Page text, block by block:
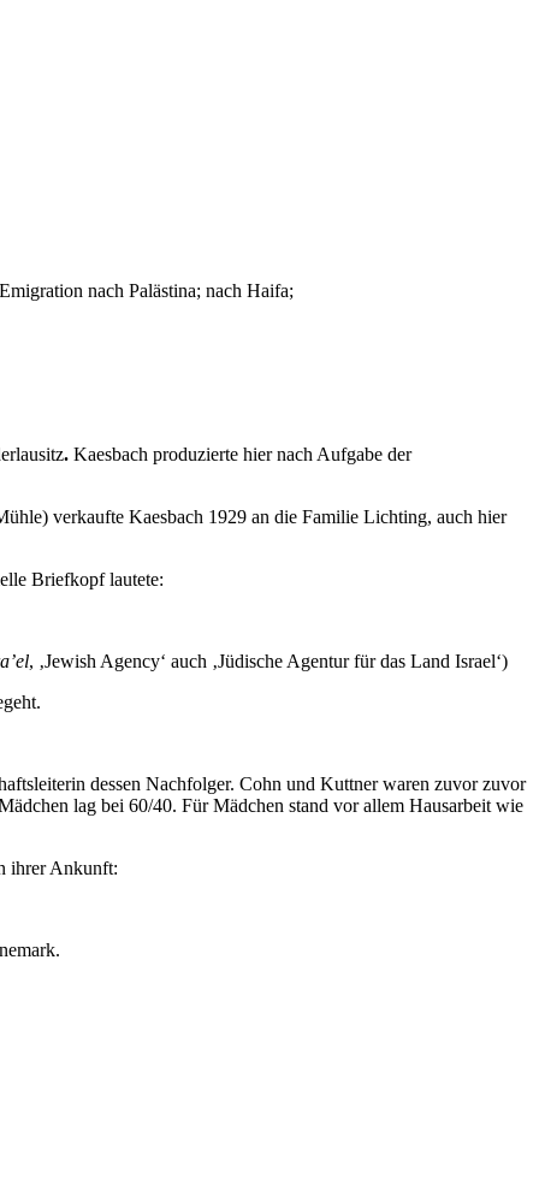
nach Palästina; nach Haifa;
. Kaesbach produzierte hier nach Aufgabe der
verkaufte Kaesbach 1929 an die Familie Lichting, auch hier
Briefkopf lautete:
, ‚Jewish Agency‘ auch ‚Jüdische Agentur für das Land Israel‘)
dessen Nachfolger. Cohn und Kuttner waren zuvor zuvor
lag bei 60/40. Für Mädchen stand vor allem Hausarbeit wie
ihrer Ankunft: